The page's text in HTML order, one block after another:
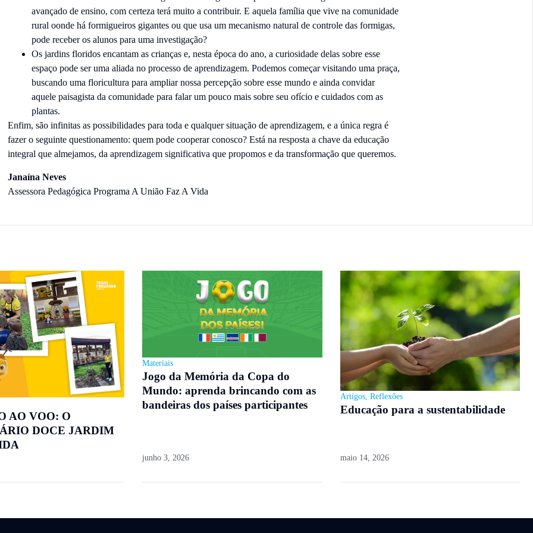
avançado de ensino, com certeza terá muito a contribuir. E aquela família que vive na comunidade
rural oonde há formigueiros gigantes ou que usa um mecanismo natural de controle das formigas,
pode receber os alunos para uma investigação?
Os jardins floridos encantam as crianças e, nesta época do ano, a curiosidade delas sobre esse
espaço pode ser uma aliada no processo de aprendizagem. Podemos começar visitando uma praça,
buscando uma floricultura para ampliar nossa percepção sobre esse mundo e ainda convidar
aquele paisagista da comunidade para falar um pouco mais sobre seu ofício e cuidados com as
plantas.
Enfim, são infinitas as possibilidades para toda e qualquer situação de aprendizagem, e a única regra é
fazer o seguinte questionamento: quem pode cooperar conosco? Está na resposta a chave da educação
integral que almejamos, da aprendizagem significativa que propomos e da transformação que queremos.
Janaína Neves
Assessora Pedagógica Programa A União Faz A Vida
AO VOO: O
DOCE JARDIM
Materiais
Jogo da Memória da Copa do
Mundo: aprenda brincando com as
bandeiras dos países participantes
junho 3, 2026
Artigos, Reflexões
Educação para a sustentabilidade
maio 14, 2026